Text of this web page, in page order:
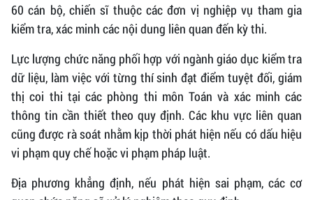
60 cán bộ, chiến sĩ thuộc các đơn vị nghiệp vụ tham gia
kiểm tra, xác minh các nội dung liên quan đến kỳ thi.
Lực lượng chức năng phối hợp với ngành giáo dục kiểm tra
dữ liệu, làm việc với từng thí sinh đạt điểm tuyệt đối, giám
thị coi thi tại các phòng thi môn Toán và xác minh các
thông tin cần thiết theo quy định. Các khu vực liên quan
cũng được rà soát nhằm kịp thời phát hiện nếu có dấu hiệu
vi phạm quy chế hoặc vi phạm pháp luật.
Địa phương khẳng định, nếu phát hiện sai phạm, các cơ